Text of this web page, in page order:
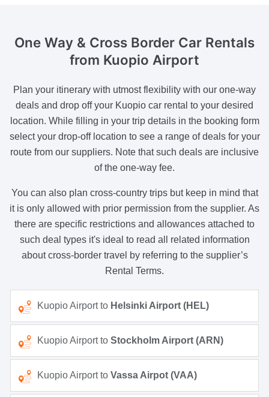
One Way & Cross Border Car Rentals
from Kuopio Airport
Plan your itinerary with utmost flexibility with our one-way
deals and drop off your Kuopio car rental to your desired
location. While filling in your trip details in the booking form
select your drop-off location to see a range of deals for your
route from our suppliers. Note that such deals are inclusive
of the one-way fee.
You can also plan cross-country trips but keep in mind that
it is only allowed with prior permission from the supplier. As
there are specific restrictions and allowances attached to
such deal types it's ideal to read all related information
about cross-border travel by referring to the supplier’s
Rental Terms.
Kuopio Airport to Helsinki Airport (HEL)
Kuopio Airport toStockholm Airport (ARN)
Kuopio Airport toVassa Airpot (VAA)